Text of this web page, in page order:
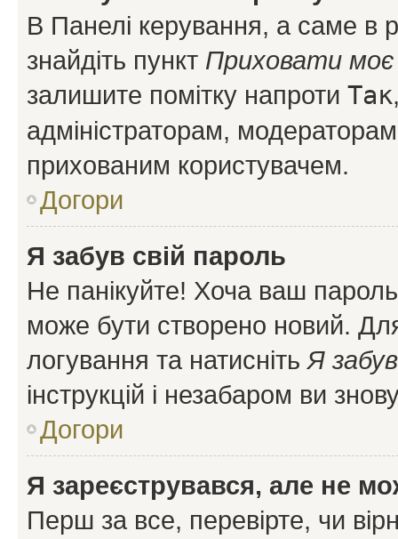
В Панелі керування, а саме в
знайдіть пункт Приховати моє
залишите помітку напроти Так
адміністраторам,
прихованим користувачем.
Догори
Я забув свій пароль
Не панікуйте! Хоча ваш
може бути створено новий.
логування та натисніть Я
інструкцій і незабаром ви
Догори
Я зареєструвався, але не
Перш за все, перевірте, чи